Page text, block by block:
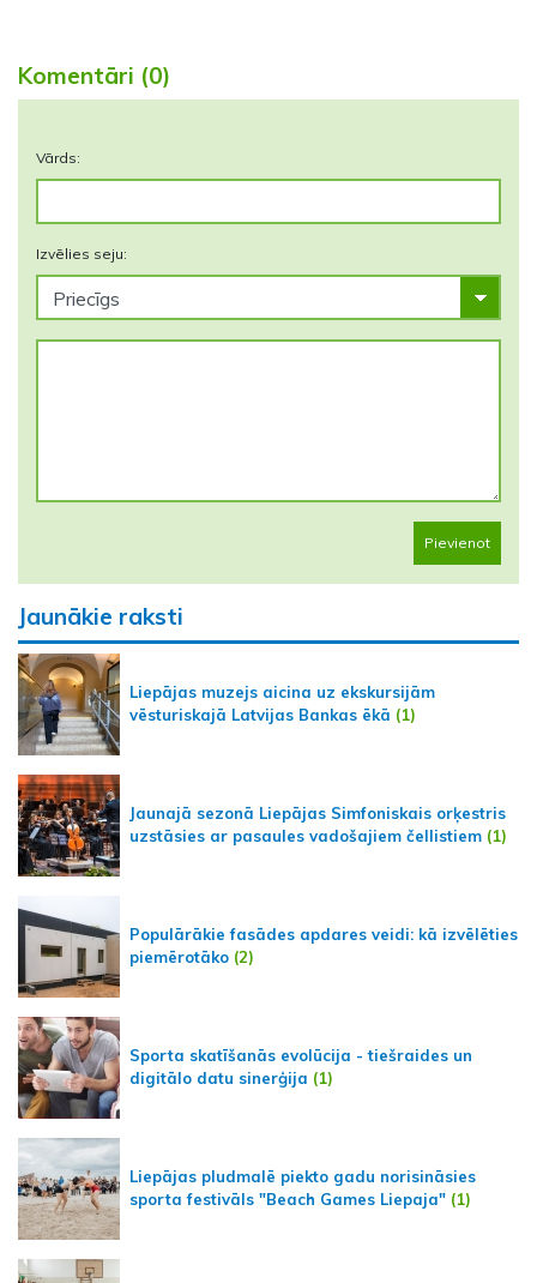
Komentāri (0)
Vārds:
Izvēlies seju:
Pievienot
Jaunākie raksti
Liepājas muzejs aicina uz ekskursijām
vēsturiskajā Latvijas Bankas ēkā (1)
Jaunajā sezonā Liepājas Simfoniskais orķestris
uzstāsies ar pasaules vadošajiem čellistiem (1)
Populārākie fasādes apdares veidi: kā izvēlēties
piemērotāko (2)
Sporta skatīšanās evolūcija - tiešraides un
digitālo datu sinerģija (1)
Liepājas pludmalē piekto gadu norisināsies
sporta festivāls "Beach Games Liepaja" (1)